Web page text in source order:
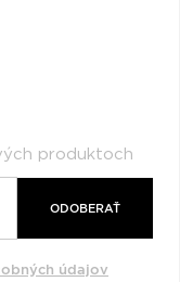
produktoch
ODOBERAŤ
údajov